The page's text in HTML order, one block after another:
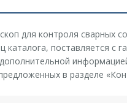
для контроля сварных
поставляется с
в разделе